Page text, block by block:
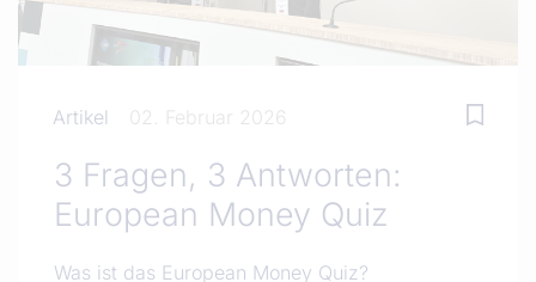
Artikel 02. Februar 2026
3 Fragen, 3 Antworten:
European Money Quiz
Was ist das European Money Quiz?